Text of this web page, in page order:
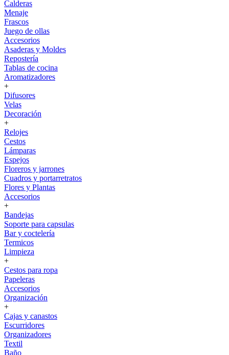
Calderas
Menaje
Frascos
Juego de ollas
Accesorios
Asaderas y Moldes
Repostería
Tablas de cocina
Aromatizadores
+
Difusores
Velas
Decoración
+
Relojes
Cestos
Lámparas
Espejos
Floreros y jarrones
Cuadros y portarretratos
Flores y Plantas
Accesorios
+
Bandejas
Soporte para capsulas
Bar y coctelería
Termicos
Limpieza
+
Cestos para ropa
Papeleras
Accesorios
Organización
+
Cajas y canastos
Escurridores
Organizadores
Textil
Baño